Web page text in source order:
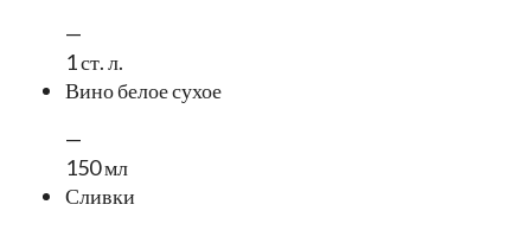
—
1 ст. л.
Вино белое сухое
—
150 мл
Сливки